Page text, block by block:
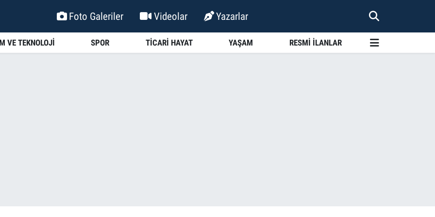
Foto Galeriler Videolar Yazarlar
VE TEKNOLOJİ SPOR TİCARİ HAYAT YAŞAM RESMİ İLANLAR